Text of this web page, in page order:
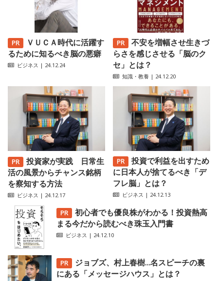
ＶＵＣＡ時代に活躍す
るために知るべき脳の悪癖
ビジネス | 24.12.24
不安を増幅させ生きづ
らさを感じさせる「脳のク
セ」とは？
知識・教養 | 24.12.20
投資家が実践 日常生
活の風景からチャンス銘柄
を察知する方法
ビジネス | 24.12.17
投資で利益を出すため
に日本人が捨てるべき「デ
フレ脳」とは？
ビジネス | 24.12.13
初心者でも優良株がわかる！投資熱高
まる今だから読むべき珠玉入門書
ビジネス | 24.12.10
ジョブズ、村上春樹…名スピーチの裏
にある「メッセージハウス」とは？